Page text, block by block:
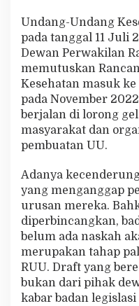
3
Undang-Undang
pada tanggal 11 Juli
Dewan Perwakilan
memutuskan
Kesehatan masuk
pada November
berjalan di lorong
masyarakat dan
pembuatan UU.
Adanya
yang menganggap
urusan mereka.
diperbincangkan,
belum ada naskah
merupakan tahap
RUU. Draft yang
bukan dari pihak
kabar badan